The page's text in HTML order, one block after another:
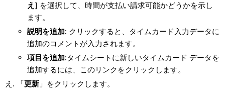
え ] を選択して、時間が支払い請求可能かどうかを示し
ます。
説明を追加: クリックすると、タイムカード入力データに
追加のコメントが入力されます。
項目を追加:タイムシートに新しいタイムカード データを
追加するには、このリンクをクリックします。
「更新」をクリックします。